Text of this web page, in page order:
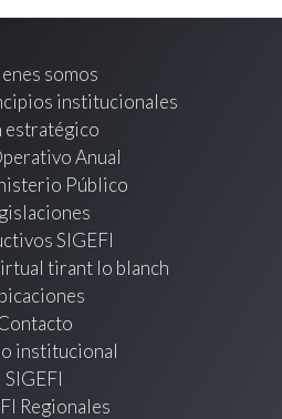
somos
institucionales
estratégico
Anual
Público
SIGEFI
tirant lo blanch
institucional
SIGEFI
Regionales